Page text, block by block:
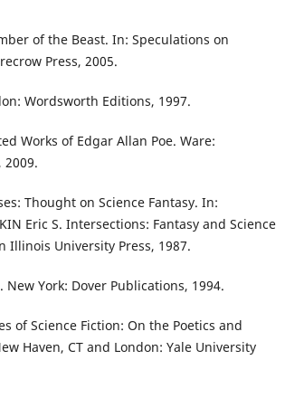
of the Beast. In: Speculations on
Press, 2005.
Wordsworth Editions, 1997.
Works of Edgar Allan Poe. Ware:
Thought on Science Fantasy. In:
Eric S. Intersections: Fantasy and Science
Illinois University Press, 1987.
New York: Dover Publications, 1994.
of Science Fiction: On the Poetics and
Haven, CT and London: Yale University